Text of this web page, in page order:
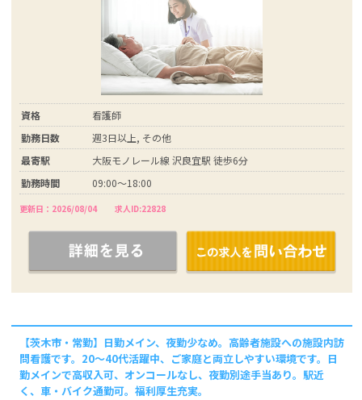
資格
看護師
勤務日数
週3日以上, その他
最寄駅
大阪モノレール線 沢良宜駅 徒歩6分
勤務時間
09:00～18:00
更新日：2026/08/04 求人ID:22828
【茨木市・常勤】日勤メイン、夜勤少なめ。高齢者施設への施設内訪
問看護です。20～40代活躍中、ご家庭と両立しやすい環境です。日
勤メインで高収入可、オンコールなし、夜勤別途手当あり。駅近
く、車・バイク通勤可。福利厚生充実。